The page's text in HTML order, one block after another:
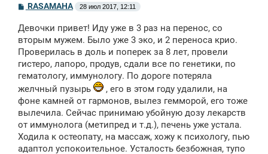
С
б
щ
н
и
RASAMAHA 28 июл 2017, 12:11
Девочки привет! Иду уже в 3 раз на перенос, со
вторым мужем. Было уже 3 эко, и 2 переноса крио.
Проверилась в доль и поперек за 8 лет, провели
гистеро, лапоро, продув, сдали все по генетики, по
гематологу, иммунологу. По дороге потеряла
желчный пузырь
, его в этом году удалили, на
фоне камней от гармонов, вылез гемморой, его тоже
вылечила. Сейчас принимаю убойную дозу лекарств
от иммунолога (метипред и т.д.), печень уже устала.
Ходила к остеопату, на массаж, хожу к психологу, пью
адаптол успокоительное. Усталость безбожная, тупо